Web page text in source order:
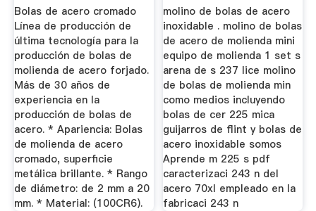
Bolas de acero cromado
Línea de producción de
última tecnología para la
producción de bolas de
molienda de acero forjado.
Más de 30 años de
experiencia en la
producción de bolas de
acero. * Apariencia: Bolas
de molienda de acero
cromado, superficie
metálica brillante. * Rango
de diámetro: de 2 mm a 20
mm. * Material: (100CR6).
molino de bolas de acero
inoxidable . molino de bolas
de acero de molienda mini
equipo de molienda 1 set s
arena de s 237 lice molino
de bolas de molienda min
como medios incluyendo
bolas de cer 225 mica
guijarros de flint y bolas de
acero inoxidable somos
Aprende m 225 s pdf
caracterizaci 243 n del
acero 70xl empleado en la
fabricaci 243 n